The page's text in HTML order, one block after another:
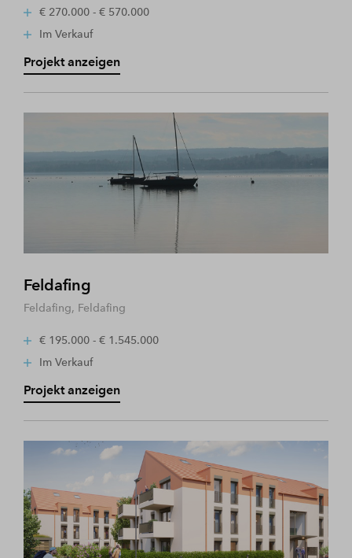
€ 270.000 - € 570.000
Im Verkauf
Projekt anzeigen
Feldafing
Feldafing, Feldafing
€ 195.000 - € 1.545.000
Im Verkauf
Projekt anzeigen